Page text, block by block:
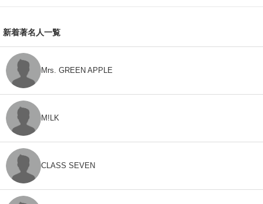
新着著名人一覧
Mrs. GREEN APPLE
M!LK
CLASS SEVEN